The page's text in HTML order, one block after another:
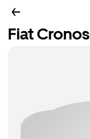
Fiat Cronos